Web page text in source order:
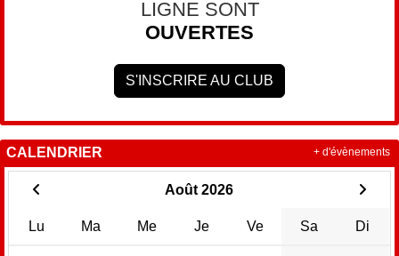
LIGNE SONT
OUVERTES
S'INSCRIRE AU CLUB
CALENDRIER
Août 2026
Lu Ma Me Je Ve Sa Di
+ d'évènements